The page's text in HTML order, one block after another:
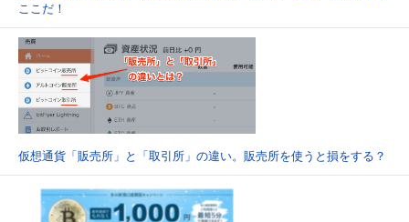
ここだ！
仮想通貨「販売所」と「取引所」の違い。販売所を使うと損をする？